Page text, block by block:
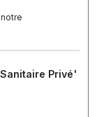
Privé'